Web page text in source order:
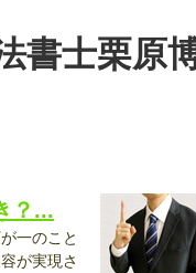
書士栗原
？...
一のこと
が実現さ